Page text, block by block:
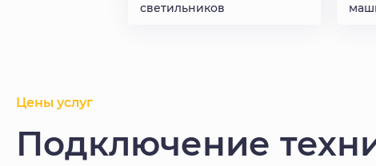
светильников
Цены услуг
Подключение